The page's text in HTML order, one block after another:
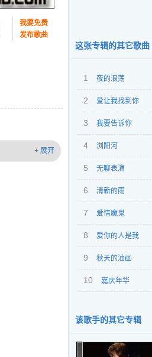
我要免费
发布歌曲
+ 展开
这张专辑的其它歌曲
1
夜的浪荡
2
爱让我找到你
3
我要告诉你
4
浏阳河
5
无聊表演
6
清新的雨
7
爱情魔鬼
8
爱你的人是我
9
秋天的油画
10
嘉庆年华
该歌手的其它专辑